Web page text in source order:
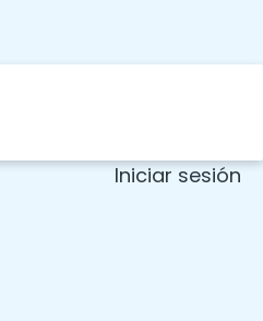
Iniciar sesión